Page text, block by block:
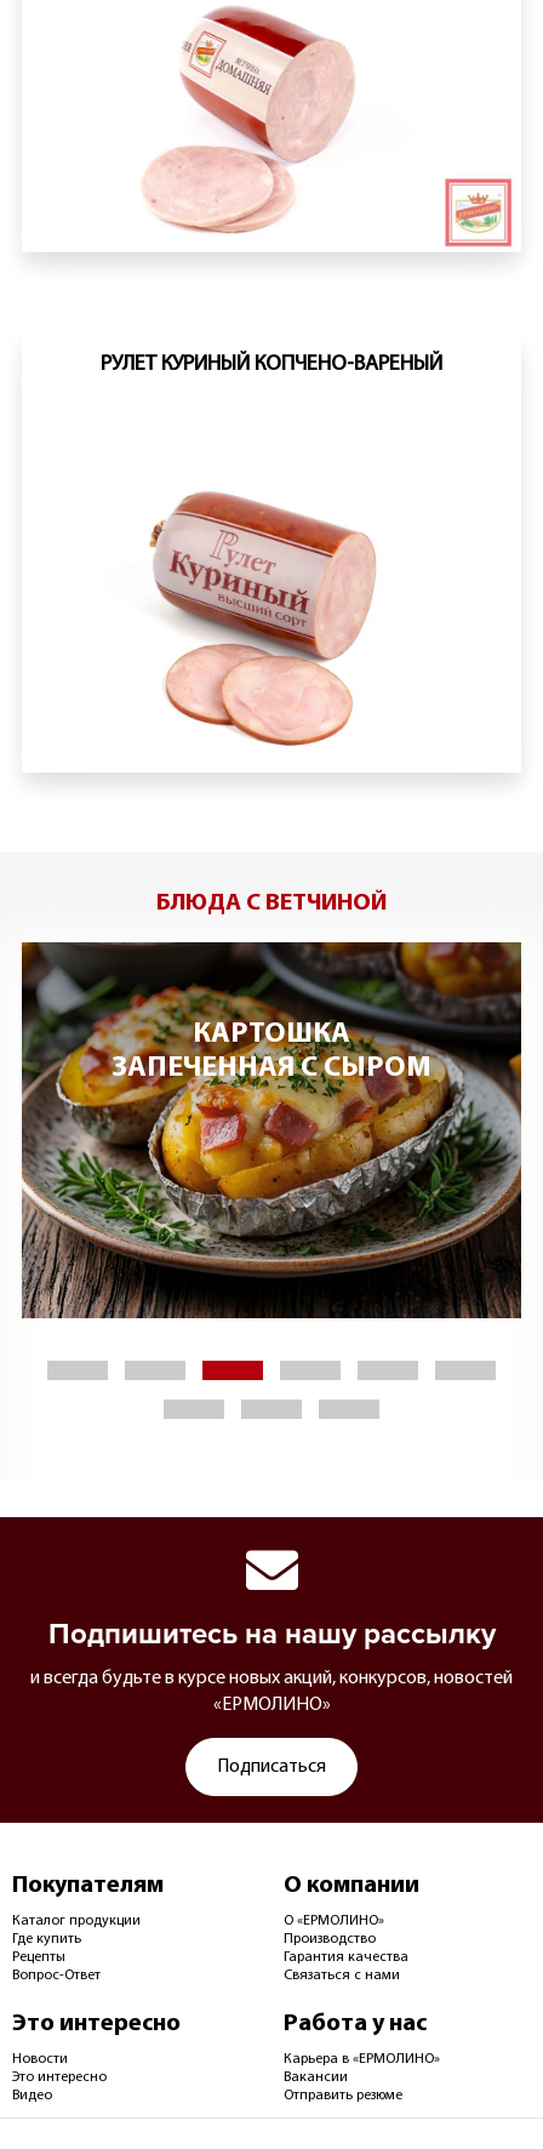
РУЛЕТ КУРИНЫЙ КОПЧЕНО-ВАРЕНЫЙ
БЛЮДА С ВЕТЧИНОЙ
КАРТОШКА
ЗАПЕЧЕННАЯ С СЫРОМ
Подпишитесь на нашу рассылку
и всегда будьте в курсе новых акций, конкурсов, новостей
«ЕРМОЛИНО»
Подписаться
Покупателям
Каталог продукции
Где купить
Рецепты
Вопрос-Ответ
О компании
О «ЕРМОЛИНО»
Производство
Гарантия качества
Связаться с нами
Это интересно
Новости
Это интересно
Видео
Работа у нас
Карьера в «ЕРМОЛИНО»
Вакансии
Отправить резюме